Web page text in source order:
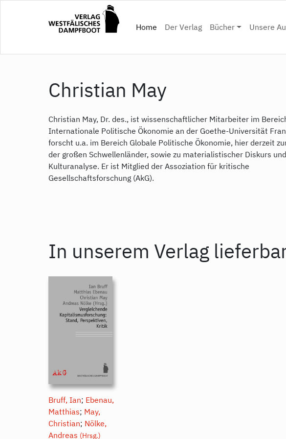
Home(current)
Der Verlag Bücher Unsere
Christian May
Christian May, Dr. des., ist wissenschaftlicher Mitarbeiter im
Internationale Politische Ökonomie an der Goethe-Universität
forscht u.a. im Bereich Globale Politische Ökonomie, hier derzeit
der großen Schwellenländer, sowie zu materialistischer Diskurs und
Kulturanalyse. Er ist Mitglied der Assoziation für kritische
Gesellschaftsforschung (AkG).
In unserem Verlag
Bruff, Ian; Ebenau,
Matthias; May,
Christian; Nölke,
Andreas (Hrsg.)